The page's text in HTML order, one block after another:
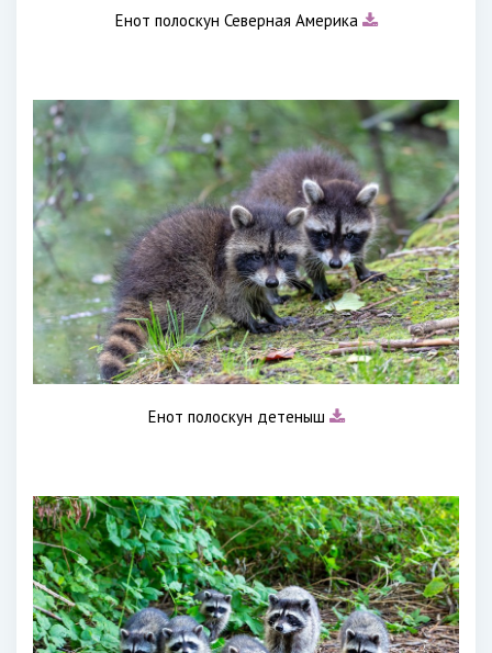
Енот полоскун Северная Америка
Енот полоскун детеныш